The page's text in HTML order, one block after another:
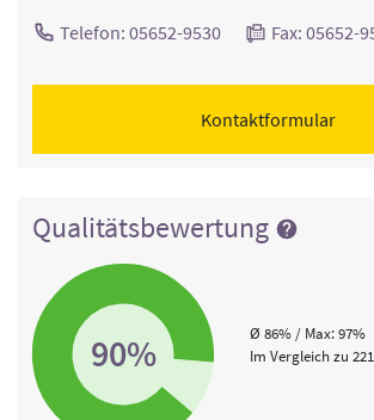
Telefon: 05652-9530 Fax: 05652-
Kontaktformular
Qualitätsbewertung
90%
Ø 86% / Max: 97%
Im Vergleich zu